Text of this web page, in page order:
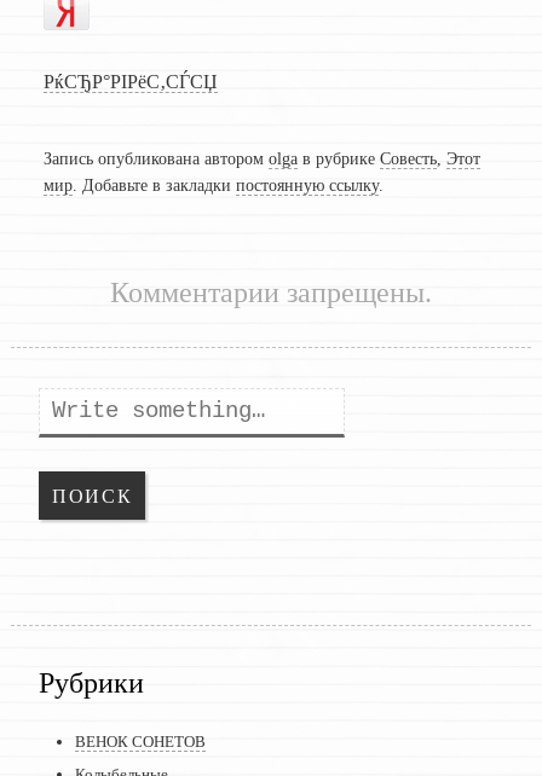
РќСЂР°РІРёС‚СЃСЏ
Запись опубликована автором olgaв рубрике Совесть, Этот
мир. Добавьте в закладки постоянную ссылку.
Комментарии запрещены.
Поиск
Рубрики
ВЕНОК СОНЕТОВ